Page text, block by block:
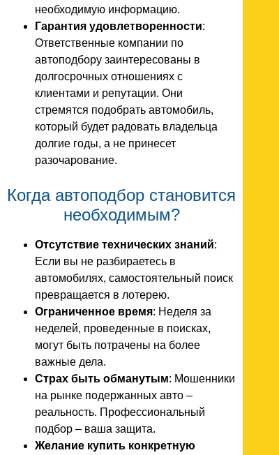
необходимую информацию.
Гарантия удовлетворенности:
Ответственные компании по
автоподбору заинтересованы в
долгосрочных отношениях с
клиентами и репутации. Они
стремятся подобрать автомобиль,
который будет радовать владельца
долгие годы, а не принесет
разочарование.
Когда автоподбор становится
необходимым?
Отсутствие технических знаний:
Если вы не разбираетесь в
автомобилях, самостоятельный поиск
превращается в лотерею.
Ограниченное время: Неделя за
неделей, проведенные в поисках,
могут быть потрачены на более
важные дела.
Страх быть обманутым: Мошенники
на рынке подержанных авто –
реальность. Профессиональный
подбор – ваша защита.
Желание купить конкретную